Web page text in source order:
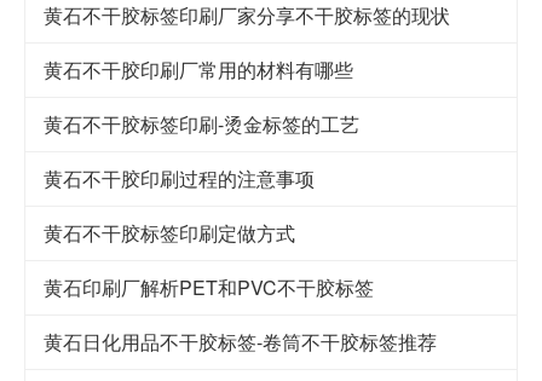
黄石不干胶标签印刷厂家分享不干胶标签的现状
黄石不干胶印刷厂常用的材料有哪些
黄石不干胶标签印刷-烫金标签的工艺
黄石不干胶印刷过程的注意事项
黄石不干胶标签印刷定做方式
黄石印刷厂解析PET和PVC不干胶标签
黄石日化用品不干胶标签-卷筒不干胶标签推荐